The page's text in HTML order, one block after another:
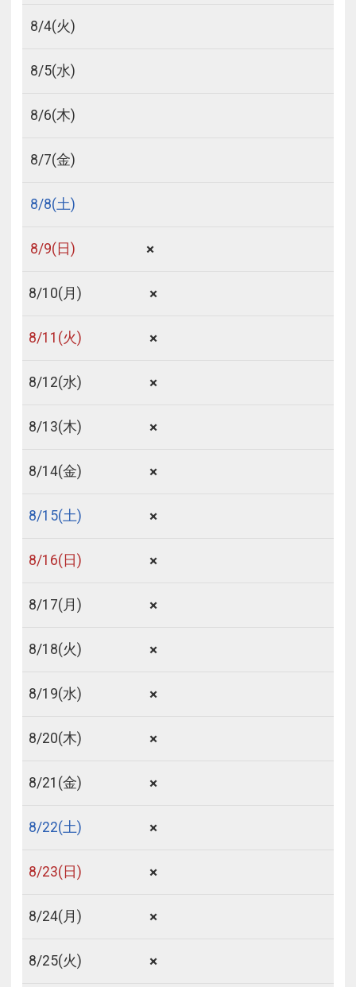
8/4(火)
8/5(水)
8/6(木)
8/7(金)
8/8(土)
8/9(日) ×
8/10(月) ×
8/11 (火) ×
8/12(水) ×
8/13(木) ×
8/14(金) ×
8/15(土) ×
8/16(日) ×
8/17(月) ×
8/18(火) ×
8/19(水) ×
8/20(木) ×
8/21 (金) ×
8/22(土) ×
8/23(日) ×
8/24(月) ×
8/25(火) ×